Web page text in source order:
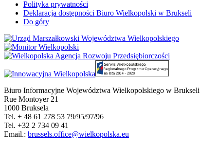
Polityka prywatności
Deklaracja dostępności Biuro Wielkopolski w Brukseli
Do góry
Biuro Informacyjne Województwa Wielkopolskiego w Brukseli
Rue Montoyer 21
1000 Bruksela
Tel. + 48 61 278 53 79/95/97/96
Tel. +32 2 734 09 41
Email.: brussels.office@wielkopolska.eu